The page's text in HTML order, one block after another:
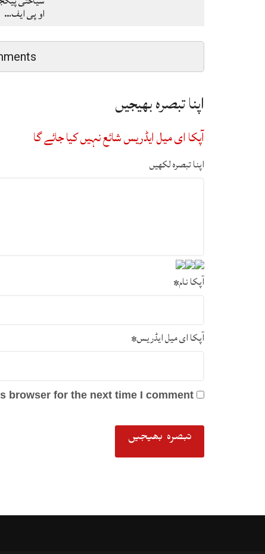
او پی ایف…
اپنا تبصرہ بھیجیں
آپکا ای میل ایڈریس شائع نہیں کیا جائے گا
اپنا تبصرہ لکھیں
آپکا نام*
آپکا ای میل ایڈریس*
browser for the next time I comment.